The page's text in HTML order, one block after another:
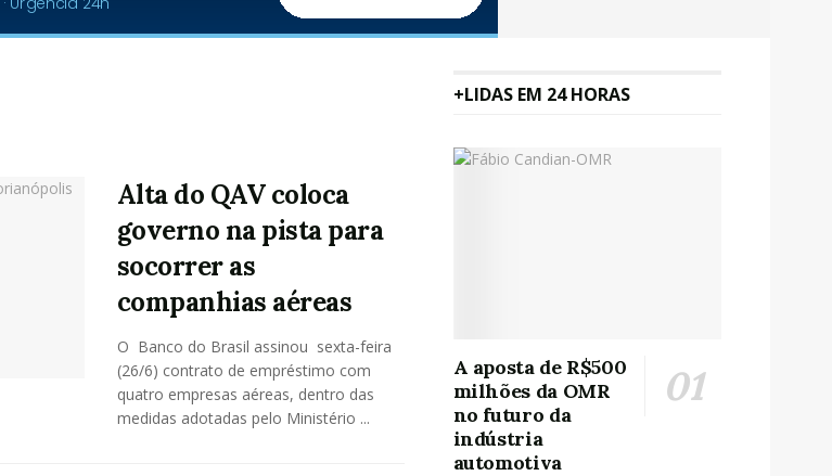
Alta do QAV coloca
governo na pista para
socorrer as
companhias aéreas
O Banco do Brasil assinou sexta-feira
(26/6) contrato de empréstimo com
quatro empresas aéreas, dentro das
medidas adotadas pelo Ministério ...
+LIDAS EM 24 HORAS
A aposta de R$500
milhões da OMR
no futuro da
indústria
automotiva